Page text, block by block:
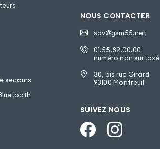
secours
NOUS CONTACTER
sav@gsm55.net
01.55.82.00.00
numéro non surtaxé
30, bis rue Girard
93100 Montreuil
SUIVEZ NOUS